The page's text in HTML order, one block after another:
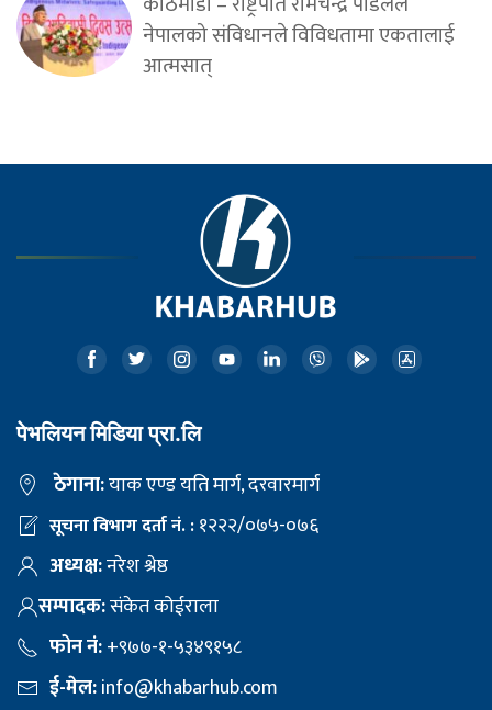
नेपालको संविधानले विविधतामा एकतालाई
आत्मसात्
पेभलियन मिडिया प्रा.लि
ठेगाना:याक एण्ड यति मार्ग, दरवारमार्ग
सूचना विभाग दर्ता नं. :१२२२/०७५-०७६
अध्यक्ष:नरेश श्रेष्ठ
सम्पादक:संकेत कोईराला
फोन नं:+९७७-१-५३४९१५८
ई-मेल:info@khabarhub.com